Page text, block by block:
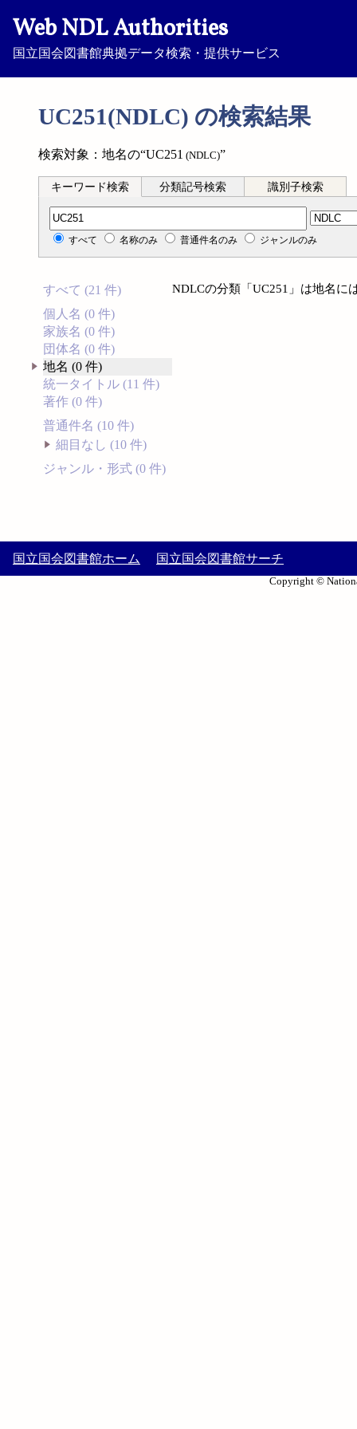
Web NDL Authorities
国立国会図書館典拠データ検索・提供サービス
UC251(NDLC) の検索結果
検索対象：地名の“UC251 (NDLC)”
キーワード検索 分類記号検索 識別子検索
分類記号検索
すべて 名称のみ 普通件名のみ ジャンルのみ
すべて (21 件)
個人名 (0 件)
家族名 (0 件)
団体名 (0 件)
地名 (0 件)
統一タイトル (11 件)
著作 (0 件)
普通件名 (10 件)
細目なし (10 件)
ジャンル・形式 (0 件)
NDLCの分類「UC251」は地名に
国立国会図書館ホーム 国立国会図書館サーチ
Copyright ©